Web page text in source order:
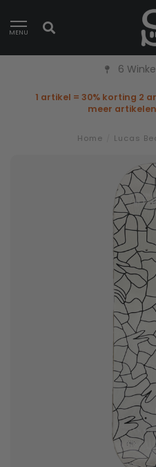
MENU
6
1 artikel = 30% korting 2
meer
Home Lucas